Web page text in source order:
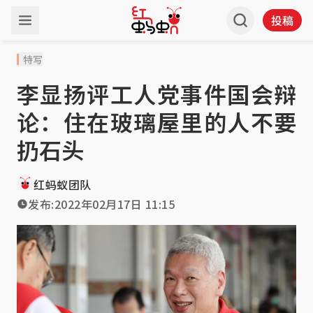
投稿
特写
李显扬评工人党事件国会辩
论：住在玻璃屋里的人不要
扔石头
红蚂蚁团队
发布:2022年02月17日 11:15